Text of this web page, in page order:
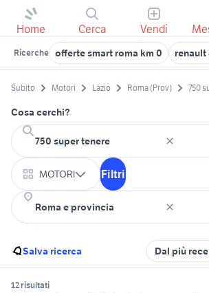
Home Cerca Vendi
Ricerche offerte smart roma km 0 renault
Subito Motori Lazio Roma (Prov) 750
Cosa cerchi?
MOTORI Filtri
Salva ricerca Dal più
12 risultati